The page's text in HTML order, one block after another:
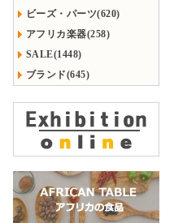
ビーズ・パーツ(620)
アフリカ楽器(258)
SALE(1448)
ブランド(645)